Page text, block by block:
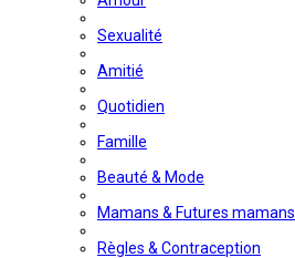
Sexualité
Amitié
Quotidien
Famille
Beauté & Mode
Mamans & Futures mamans
Règles & Contraception